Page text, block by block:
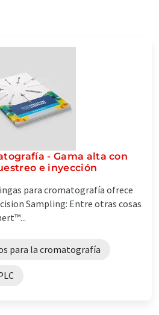
- Gama alta con
e inyección
para cromatografía ofrece
Sampling: Entre otras cosas
...
para la cromatografía